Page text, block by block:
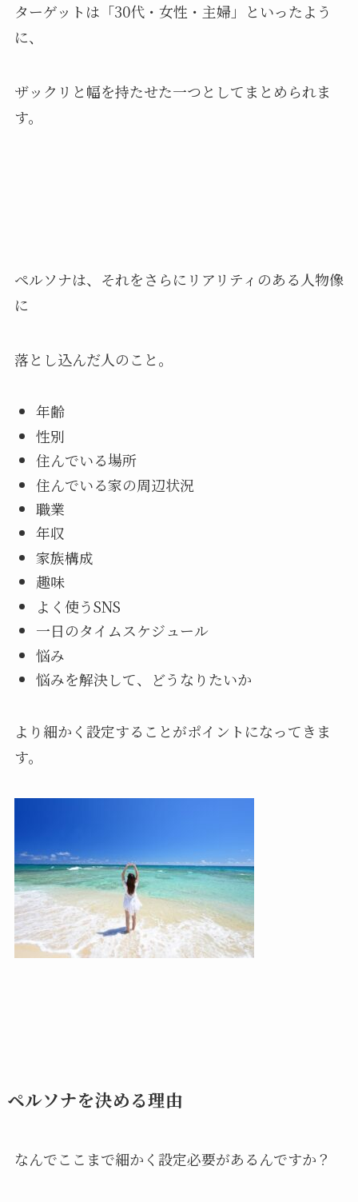
ターゲットは「30代・女性・主婦」といったよう
に、
ザックリと幅を持たせた一つとしてまとめられま
す。
ペルソナは、それをさらにリアリティのある人物像
に
落とし込んだ人のこと。
年齢
性別
住んでいる場所
住んでいる家の周辺状況
職業
年収
家族構成
趣味
よく使うSNS
一日のタイムスケジュール
悩み
悩みを解決して、どうなりたいか
より細かく設定することがポイントになってきま
す。
ペルソナを決める理由
なんでここまで細かく設定必要があるんですか？